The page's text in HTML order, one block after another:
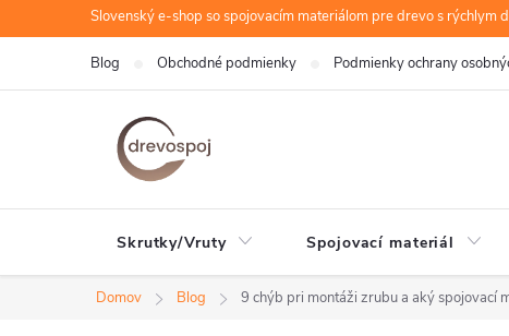
na
Slovenský e-shop so spojovacím materiálom pre drevo s rýchlym
Blog Obchodné podmienky Podmienky ochrany
Skrutky/Vruty Spojovací materiál
Domov Blog 9 chýb pri montáži zrubu a aký spojovací